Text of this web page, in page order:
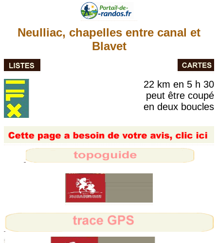
Neulliac, chapelles entre canal et
Blavet
22 km en 5 h 30
peut être coupé
en deux boucles